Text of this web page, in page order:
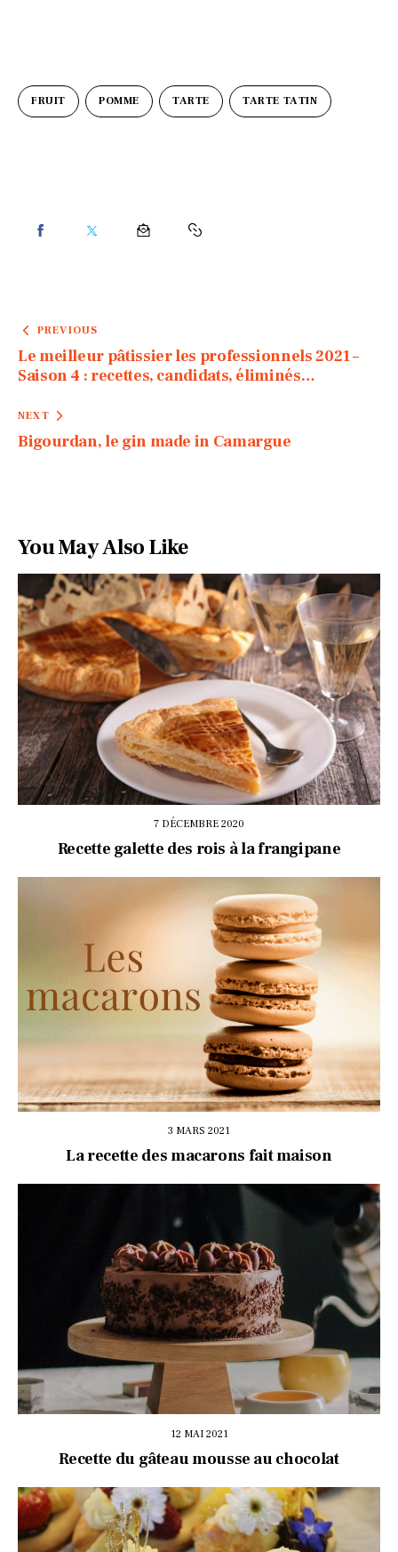
FRUIT POMME TARTE TARTE TATIN
PREVIOUS
Le meilleur pâtissier les professionnels 2021 –
Saison 4 : recettes, candidats, éliminés…
NEXT
Bigourdan, le gin made in Camargue
You May Also Like
7 DÉCEMBRE 2020
Recette galette des rois à la frangipane
3 MARS 2021
La recette des macarons fait maison
12 MAI 2021
Recette du gâteau mousse au chocolat